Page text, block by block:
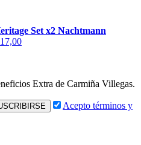
Set x2 Nachtmann
Extra de Carmiña Villegas.
Acepto términos y